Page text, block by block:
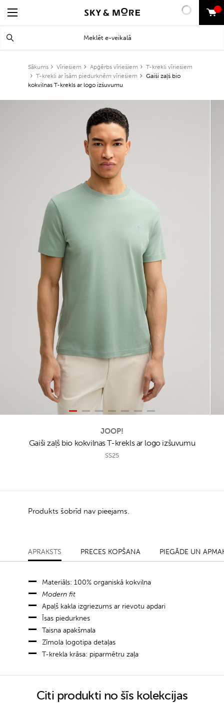
0
Sākums Vīriešiem Apģērbs vīriešiem
T-krekli vīriešiem
T-krekli ar īsām piedurknēm vīriešiem
Gaiši zaļš bio
kokvilnas T-krekls ar logo izšuvumu
JOOP!
Gaiši zaļš bio kokvilnas T-krekls ar logo izšuvumu
SS25
Produkts šobrīd nav pieejams.
APRAKSTS PRECES KOPŠANA PIEGĀDE UN
Materiāls: 100% organiskā kokvilna
Modern fit
Apaļš kakla izgriezums ar rievotu apdari
Īsas piedurknes
Taisna apakšmala
Zīmola logotipa detaļas
T-krekla krāsa: piparmētru zaļa
Citi produkti no šīs kolekcijas